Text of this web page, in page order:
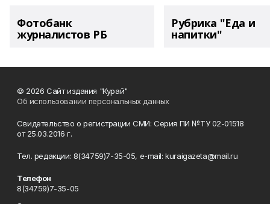
Фотобанк
журналистов РБ
Рубрика "Еда и
напитки"
© 2026 Сайт издания "Курай"
Об использовании персональных данных
Свидетельство о регистрации СМИ: Серия ПИ №ТУ 02-01518
от 25.03.2016 г.
Тел. редакции: 8(34759)7-35-05, e-mail: kuraigazeta@mail.ru
Телефон
8(34759)7-35-05